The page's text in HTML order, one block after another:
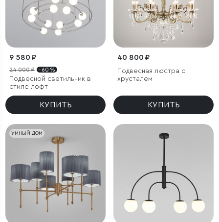
9 580 ₽
24 000 ₽ - 60 %
Подвесной светильник в
стиле лофт
КУПИТЬ
40 800 ₽
Подвесная люстра с
хрусталем
КУПИТЬ
УМНЫЙ ДОМ